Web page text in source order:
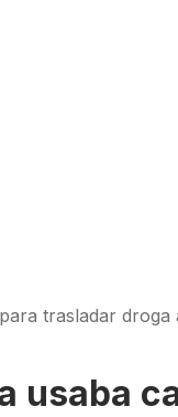
trasladar
usaba